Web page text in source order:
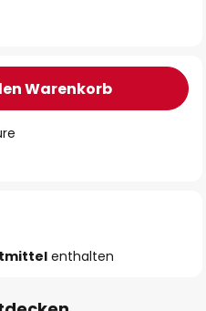
Warenkorb
enthalten